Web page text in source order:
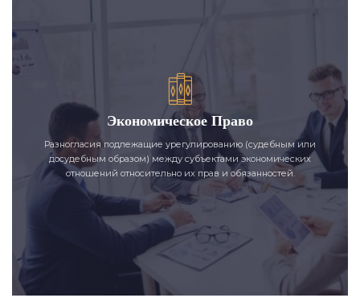
Экономическое Право
Разногласия подлежащие урегулированию (судебным или
досудебным образом) между субъектами экономических
отношений относительно их прав и обязанностей.